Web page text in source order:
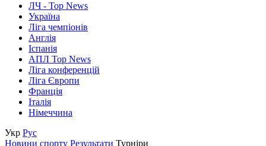
ЛЧ - Top News
Україна
Ліга чемпіонів
Англія
Іспанія
АПЛ Top News
Ліга конференцій
Ліга Європи
Франція
Італія
Німеччина
Укр Рус
Новини спорту Результати Турніри